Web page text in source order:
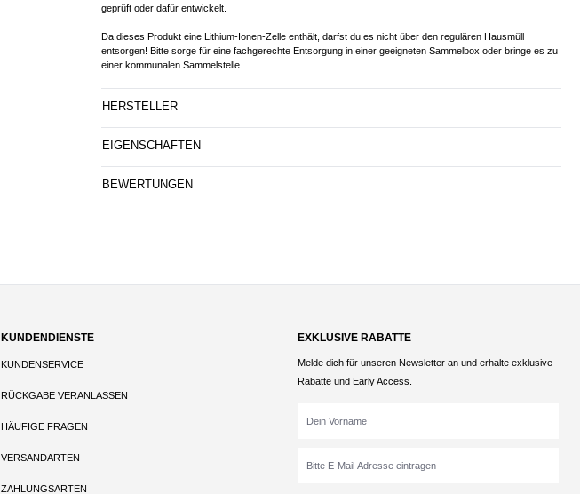
geprüft oder dafür entwickelt.
Da dieses Produkt eine Lithium-Ionen-Zelle enthält, darfst du es nicht über den regulären Hausmüll
entsorgen! Bitte sorge für eine fachgerechte Entsorgung in einer geeigneten Sammelbox oder bringe es zu
einer kommunalen Sammelstelle.
HERSTELLER
EIGENSCHAFTEN
BEWERTUNGEN
KUNDENDIENSTE
KUNDENSERVICE
RÜCKGABE VERANLASSEN
HÄUFIGE FRAGEN
VERSANDARTEN
ZAHLUNGSARTEN
EXKLUSIVE RABATTE
Melde dich für unseren Newsletter an und erhalte exklusive
Rabatte und Early Access.